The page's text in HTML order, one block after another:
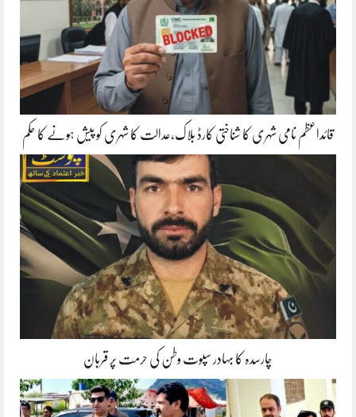
قائداعظم نامی شہری کا شناختی کارڈ بلاک،عدالت کا شہری کو پیش ہونے کا حکم
چارسدہ کا بہادر سپوت وطن کی حرمت پر قربان